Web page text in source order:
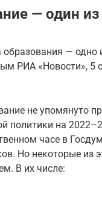
— один из
образования —
РИА «Новости», 5
не упомянуто
политики на
часе в
Но некоторые из
В их числе: